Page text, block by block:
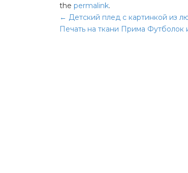
the permalink.
Навигация
← Детский плед с картинкой из
Печать на ткани Прима Футболок